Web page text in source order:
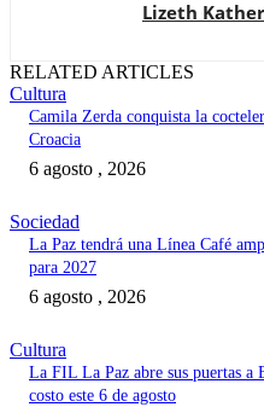
Lizeth
RELATED ARTICLES
Cultura
Camila Zerda conquista la
Croacia
6 agosto , 2026
Sociedad
La Paz tendrá una Línea Café
para 2027
6 agosto , 2026
Cultura
La FIL La Paz abre sus puertas
costo este 6 de agosto